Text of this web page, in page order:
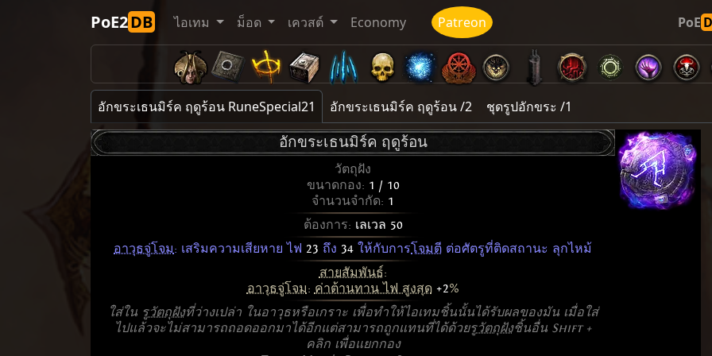
PoE2DB ไอเทม ม็อด เควสต์ Economy Patreon PoE
อักขระเธนมิร์ค ฤดูร้อน RuneSpecial21 อักขระเธนมิร์ค ฤดูร้อน /2 ชุดรูปอักขระ /1
อักขระเธนมิร์ค ฤดูร้อน
วัตถุฝัง
ขนาดกอง: 1 / 10
จำนวนจำกัด: 1
ต้องการ: เลเวล 50
อาวุธจู่โจม: เสริมความเสียหาย ไฟ 23 ถึง 34 ให้กับการโจมตี ต่อศัตรูที่ติดสถานะ ลุกไหม้
สายสัมพันธ์:
อาวุธจู่โจม: ค่าต้านทาน ไฟ สูงสุด +2%
ใส่ใน รูวัตถุฝังที่ว่างเปล่า ในอาวุธหรือเกราะ เพื่อทำให้ไอเทมชิ้นนั้นได้รับผลของมัน เมื่อใส่
ไปแล้วจะไม่สามารถถอดออกมาได้อีกแต่สามารถถูกแทนที่ได้ด้วยรูวัตถุฝังชิ้นอื่น Shift +
คลิก เพื่อแยกกอง